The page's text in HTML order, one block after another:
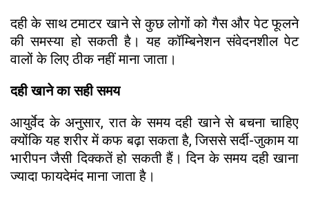
दही के साथ टमाटर खाने से कुछ लोगों को गैस और पेट फूलने
की समस्या हो सकती है। यह कॉम्बिनेशन संवेदनशील पेट
वालों के लिए ठीक नहीं माना जाता।
दही खाने का सही समय
आयुर्वेद के अनुसार, रात के समय दही खाने से बचना चाहिए
क्योंकि यह शरीर में कफ बढ़ा सकता है, जिससे सर्दी-जुकाम या
भारीपन जैसी दिक्कतें हो सकती हैं। दिन के समय दही खाना
ज्यादा फायदेमंद माना जाता है।